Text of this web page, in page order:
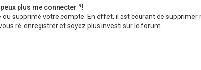
plus me connecter ?!
ou supprimé votre compte. En effet, il est courant de
ré-enregistrer et soyez plus investi sur le forum.